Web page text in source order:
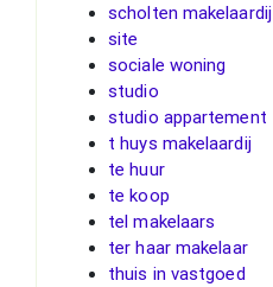
scholten makelaardij
site
sociale woning
studio
studio appartement
t huys makelaardij
te huur
te koop
tel makelaars
ter haar makelaar
thuis in vastgoed